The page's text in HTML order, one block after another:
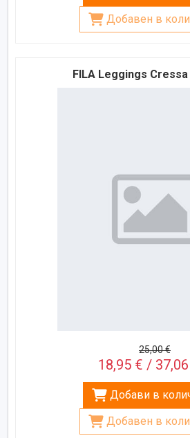
Добавен в
FILA Leggings
25,00 €
18,95 € /
Добави в
Добавен в